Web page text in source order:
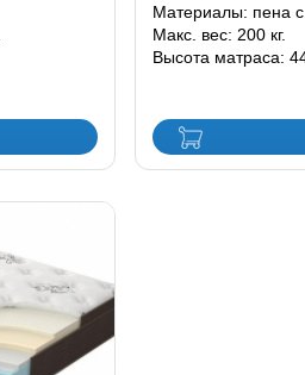
Материалы: пена
Макс. вес: 200 кг.
Высота матраса: